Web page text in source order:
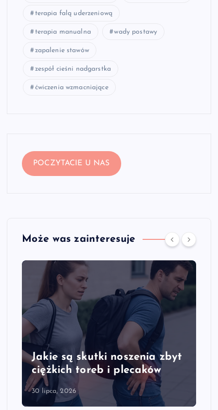
terapia falą uderzeniową
terapia manualna wady postawy
zapalenie stawów
zespół cieśni nadgarstka
ćwiczenia wzmacniające
POCZYTACIE U NAS
Może was zainteresuje
Jakie są objawy przeciążenia
kręgosłupa szyjnego
28 lipca, 2026